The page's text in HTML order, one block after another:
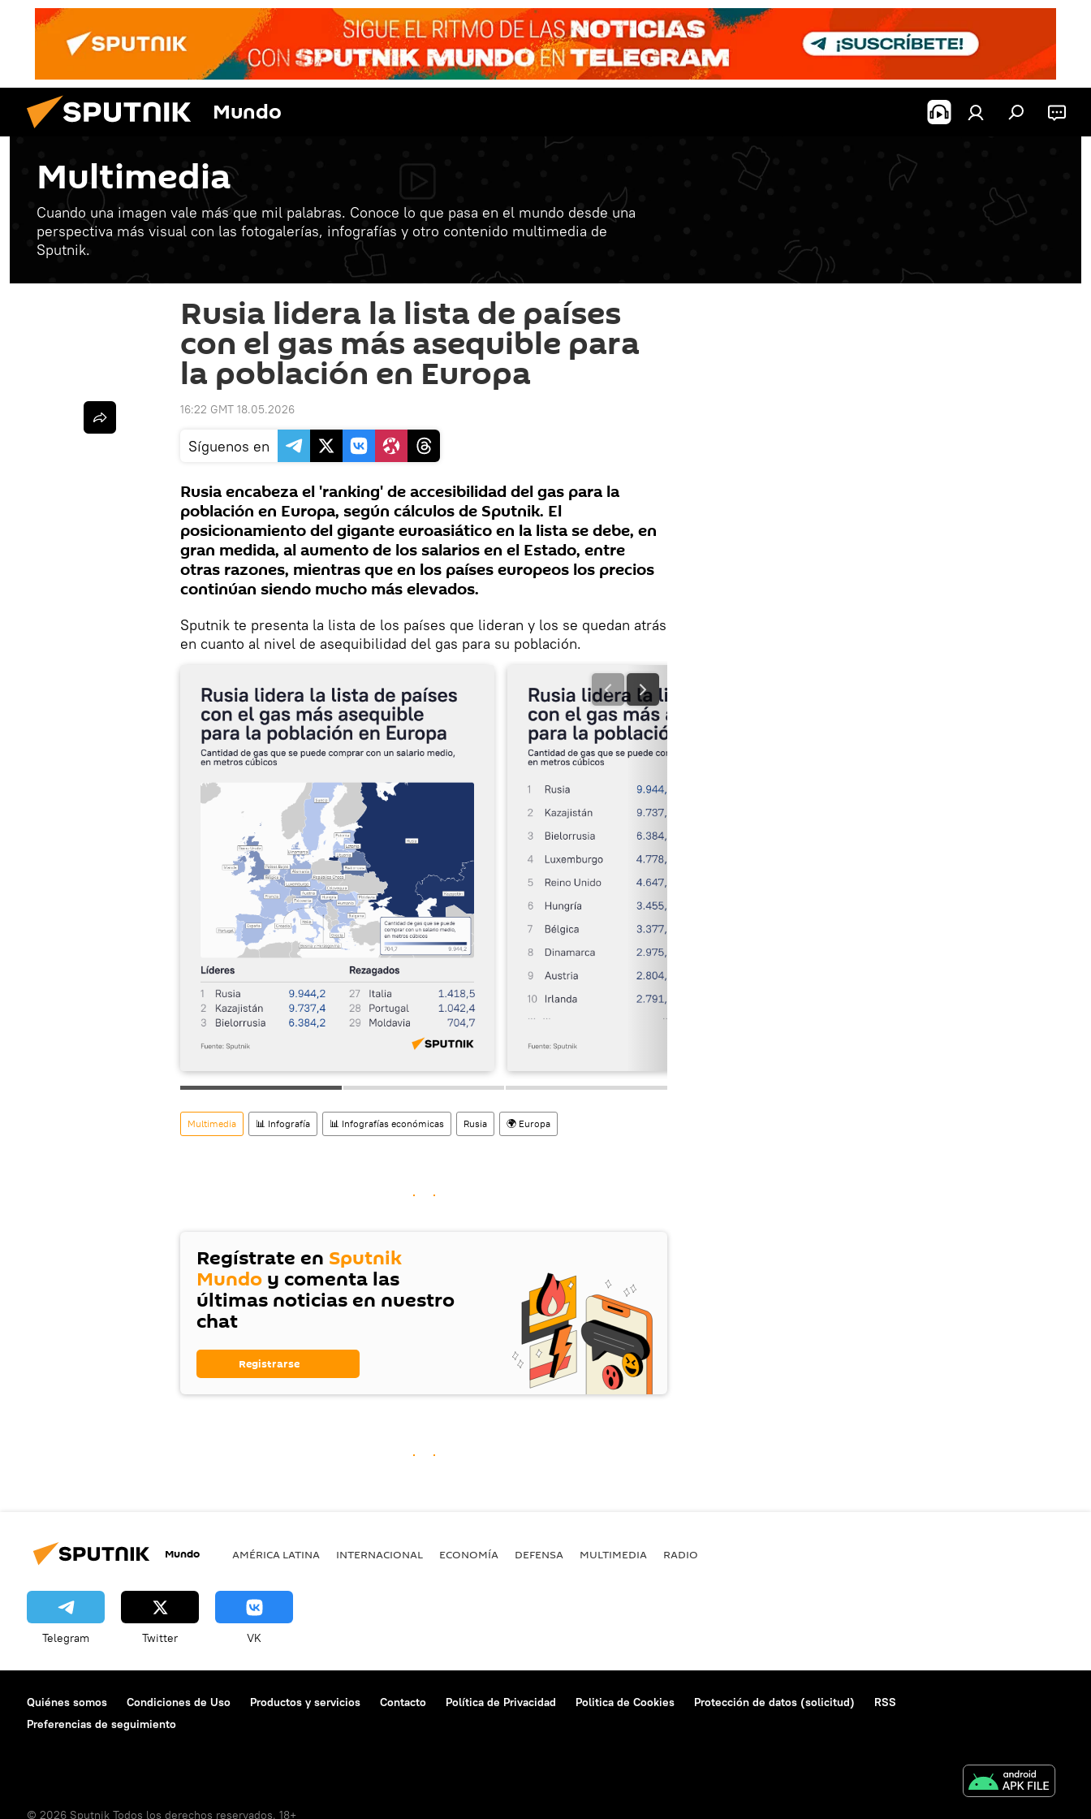
Mundo
Multimedia
Cuando una imagen vale más que mil palabras. Conoce lo que pasa en el mundo desde una
perspectiva más visual con las fotogalerías, infografías y otro contenido multimedia de
Sputnik.
Rusia lidera la lista de países
con el gas más asequible para
la población en Europa
16:22 GMT 18.05.2026
Síguenos en
Rusia encabeza el 'ranking' de accesibilidad del gas para la
población en Europa, según cálculos de Sputnik. El
posicionamiento del gigante euroasiático en la lista se debe, en
gran medida, al aumento de los salarios en el Estado, entre
otras razones, mientras que en los países europeos los precios
continúan siendo mucho más elevados.
Sputnik te presenta la lista de los países que lideran y los se quedan atrás
en cuanto al nivel de asequibilidad del gas para su población.
Multimedia 📊 Infografía 📊 Infografías económicas Rusia 🌍 Europa
Regístrate en Sputnik
Mundo y comenta las
últimas noticias en nuestro
chat
Registrarse
Mundo AMÉRICA LATINA INTERNACIONAL ECONOMÍA DEFENSA MULTIMEDIA RADIO
Telegram Twitter VK
Quiénes somos Condiciones de Uso Productos y servicios Contacto Política de Privacidad Politica de Cookies Protección de datos (solicitud)
RSS
Preferencias de seguimiento
© 2026 Sputnik Todos los derechos reservados. 18+